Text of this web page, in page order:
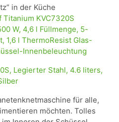
in der Küche
Legierter Stahl, 4.6 liters,
für alle,
möchten. Tolles